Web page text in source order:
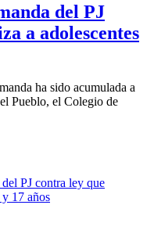
del PJ
a adolescentes
ha sido acumulada a
Pueblo, el Colegio de